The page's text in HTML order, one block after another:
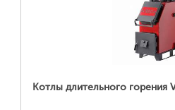
Котлы длительного горения